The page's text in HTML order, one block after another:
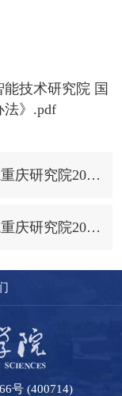
技术研究院 国
法》.pdf
上一篇：【博士自招】中国科学院重庆研究院2026年博士研究生招生拟录取名单（硕转博）
下一篇：【博士自招】中国科学院重庆研究院2026年博士研究生招生拟录取名单（“申请-考核”制）
号 (400714)